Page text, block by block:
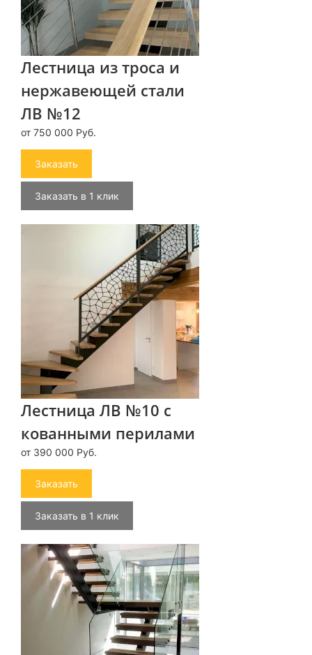
Лестница из троса и
нержавеющей стали
ЛВ №12
от 750 000 Руб.
Заказать
Заказать в 1 клик
Лестница ЛВ №10 с
кованными перилами
от 390 000 Руб.
Заказать
Заказать в 1 клик